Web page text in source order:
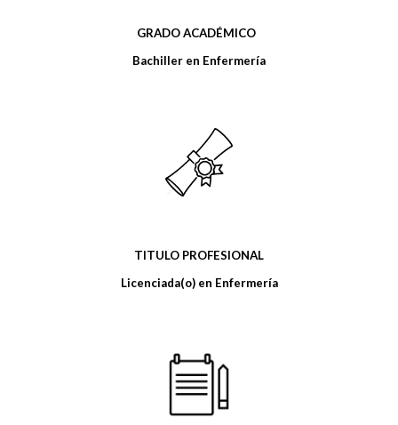
GRADO ACADÉMICO
Bachiller en Enfermería
TITULO PROFESIONAL
Licenciada(o) en Enfermería